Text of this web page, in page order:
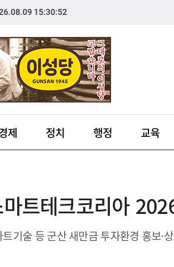
15:30:52
제 정치 행정 교육
마트테크코리아
트기술 등 군산 새만금 투자환경 홍보·